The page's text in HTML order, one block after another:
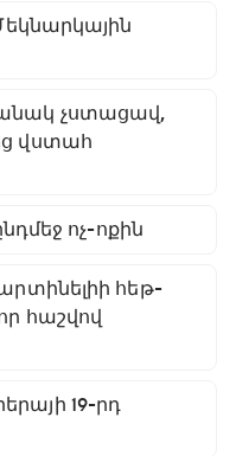
չստացավ,
վստահ
ոչ-ոքին
հեթ-
հաշվով
19-րդ